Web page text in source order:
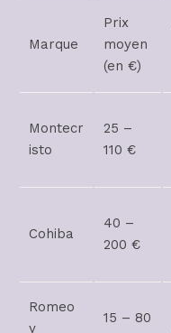
Marque
Prix
moyen
(en €)
Montecr
isto
25 –
110 €
Cohiba
40 –
200 €
Romeo
y
15 – 80